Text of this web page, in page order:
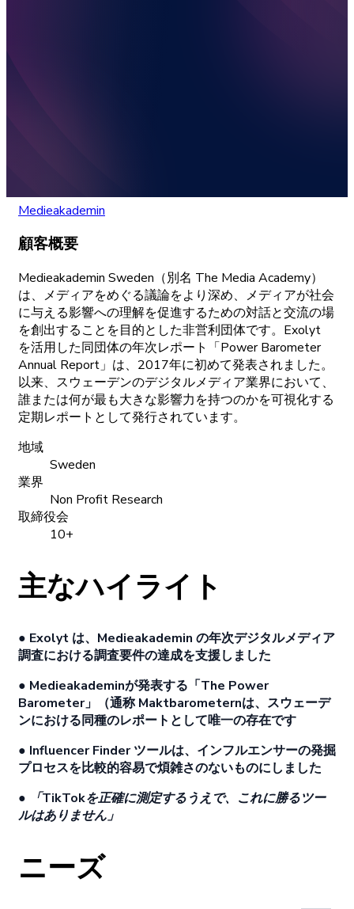
Medieakademin
顧客概要
Medieakademin Sweden （別名 The Media Academy）
は、 メディアをめぐる議論をより深め、 メディアが社会
に与える影響への理解を促進するための対話と交流の場
を創出することを目的とした非営利団体です。 Exolyt
を活用した同団体の年次レポート 「Power Barometer
Annual Report」は、 2017年に初めて発表されました。
以来、 スウェーデンのデジタルメディア業界において、
誰または何が最も大きな影響力を持つのかを可視化する
定期レポートとして発行されています。
地域
Sweden
業界
Non Profit Research
取締役会
10+
主なハイライト
● Exolyt は、 Medieakademin の年次デジタルメディア
調査における調査要件の達成を支援しました
● Medieakademinが発表する 「The Power
Barometer」
（通称 Maktbarometernは、 スウェーデ
ンにおける同種のレポートとして唯一の存在です
● Influencer Finder ツールは、 インフルエンサーの発掘
プロセスを比較的容易で煩雑さのないものにしました
●
「TikTokを正確に測定するうえで、 これに勝るツー
ルはありません」
ニーズ